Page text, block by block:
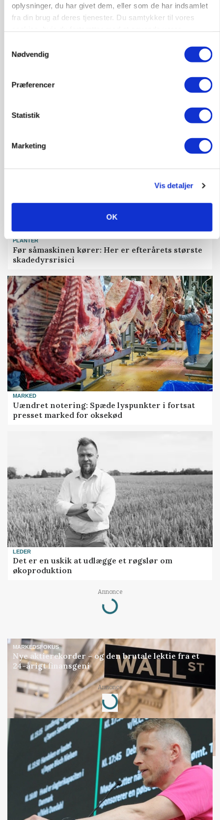
oplysninger, du har givet dem, eller som de har indsamlet
fra din brug af deres tjenester. Du samtykker til vores
Nødvendig
Præferencer
Statistik
Marketing
Vis detaljer
OK
protestgruppe vil demonstrere mod ny
gødskningslov
KVÆG
PLANTER
Før såmaskinen kører: Her er efterårets største
skadedyrsrisici
MARKED
Uændret notering: Spæde lyspunkter i fortsat
presset marked for oksekød
LEDER
Det er en uskik at udlægge et røgslør om
økoproduktion
Annonce
Loading...
MARKEDSFOKUS
Nye aktierekorder – og den brutale lektie fra et
24-årigt finansgeni
Annonce
Loading...